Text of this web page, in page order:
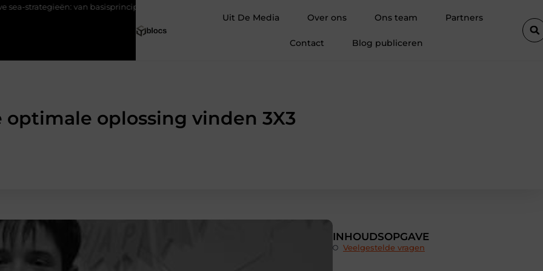
van basisprincipes tot optimalisatie
Uit De Media Over ons Ons team Partners
Contact Blog publiceren
optimale oplossing vinden 3X3
INHOUDSOPGAVE
Veelgestelde vragen